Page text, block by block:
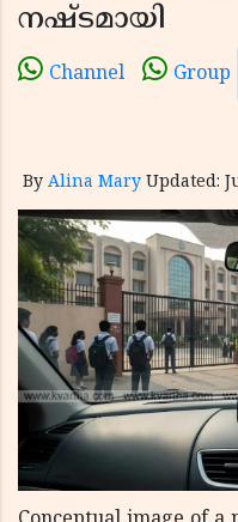
നഷ്ടമായി
Channel Group
By Alina Mary Updated: